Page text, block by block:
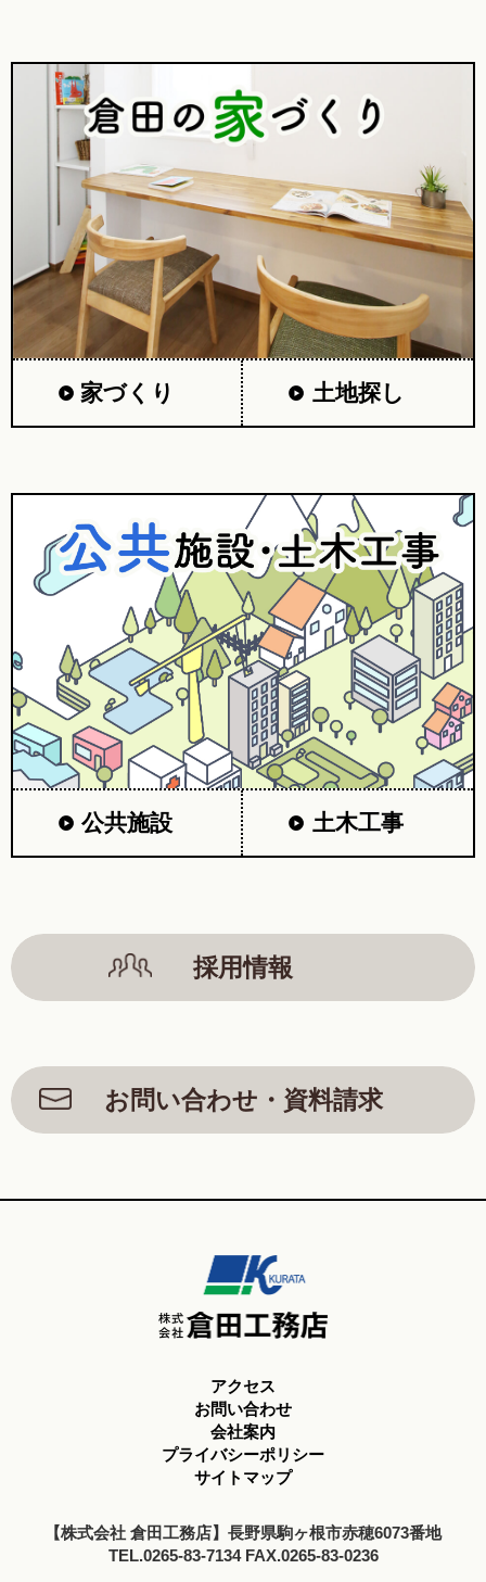
家づくり 土地探し
公共施設 土木工事
採用情報
お問い合わせ・資料請求
アクセス
お問い合わせ
会社案内
プライバシーポリシー
サイトマップ
【株式会社 倉田工務店】長野県駒ヶ根市赤穂6073番地
TEL.0265-83-7134 FAX.0265-83-0236